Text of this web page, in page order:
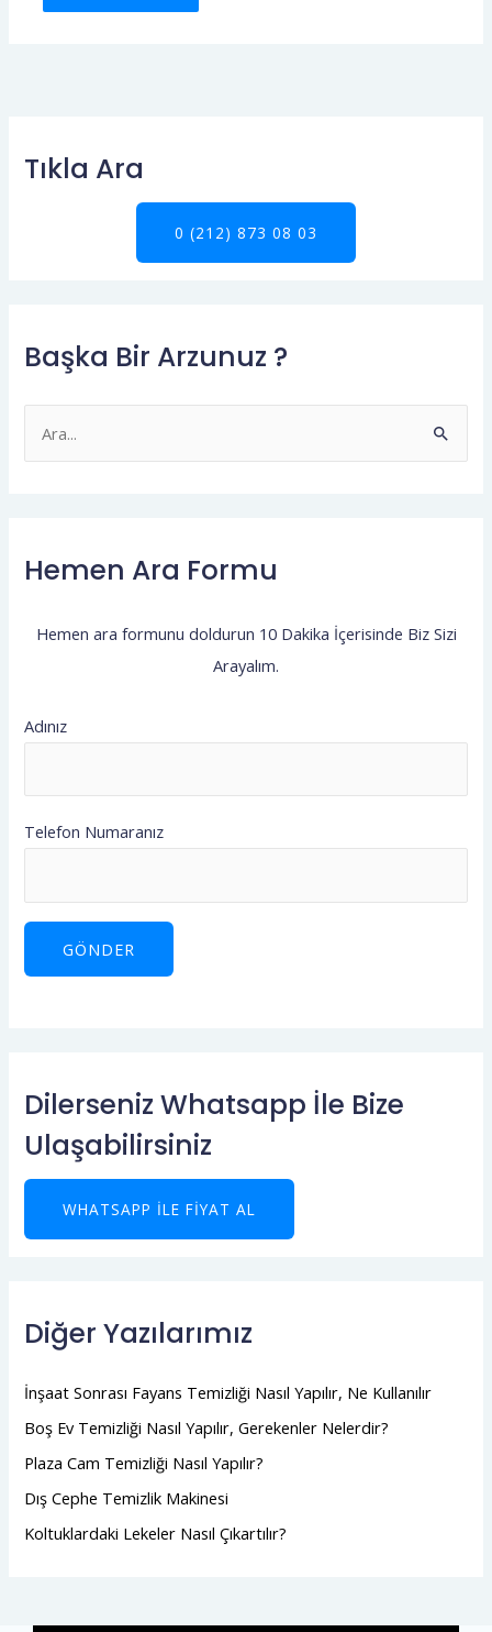
Tıkla Ara
0 (212) 873 08 03
Başka Bir Arzunuz ?
e
c
:
Hemen Ara Formu
Hemen ara formunu doldurun 10 Dakika İçerisinde Biz Sizi
Arayalım.
Adınız
Telefon Numaranız
Dilerseniz Whatsapp İle Bize
Ulaşabilirsiniz
WHATSAPP ILE FIYAT AL
Diğer Yazılarımız
İnşaat Sonrası Fayans Temizliği Nasıl Yapılır, Ne Kullanılır
Boş Ev Temizliği Nasıl Yapılır, Gerekenler Nelerdir?
Plaza Cam Temizliği Nasıl Yapılır?
Dış Cephe Temizlik Makinesi
Koltuklardaki Lekeler Nasıl Çıkartılır?